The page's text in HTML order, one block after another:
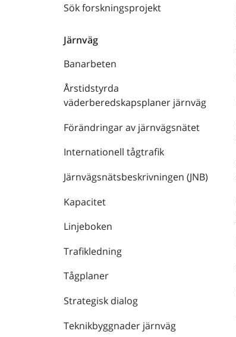
Sök forskningsprojekt
Järnväg
Banarbeten
Årstidstyrda
väderberedskapsplaner järnväg
Förändringar av järnvägsnätet
Internationell tågtrafik
Järnvägsnätsbeskrivningen (JNB)
Kapacitet
Linjeboken
Trafikledning
Tågplaner
Strategisk dialog
Teknikbyggnader järnväg